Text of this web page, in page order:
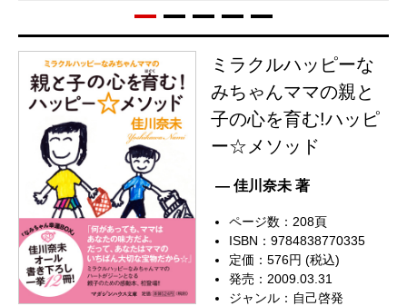
ミラクルハッピーな
みちゃんママの親と
子の心を育む!ハッピ
ー☆メソッド
— 佳川奈未 著
ページ数：208頁
ISBN：9784838770335
定価：576円 (税込)
発売：2009.03.31
ジャンル： 自己啓発